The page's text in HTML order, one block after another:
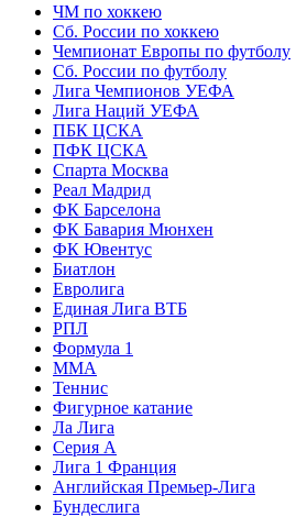
ЧМ по хоккею
Сб. России по хоккею
Чемпионат Европы по футболу
Сб. России по футболу
Лига Чемпионов УЕФА
Лига Наций УЕФА
ПБК ЦСКА
ПФК ЦСКА
Спарта Москва
Реал Мадрид
ФК Барселона
ФК Бавария Мюнхен
ФК Ювентус
Биатлон
Евролига
Единая Лига ВТБ
РПЛ
Формула 1
MMA
Теннис
Фигурное катание
Ла Лига
Серия А
Лига 1 Франция
Английская Премьер-Лига
Бундеслига